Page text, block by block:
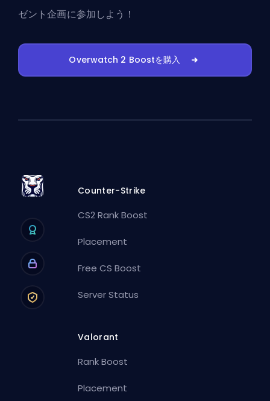
ゼント企画に参加しよう！
Overwatch 2 Boostを購入
Counter-Strike
CS2 Rank Boost
Placement
Free CS Boost
Server Status
Valorant
Rank Boost
Placement